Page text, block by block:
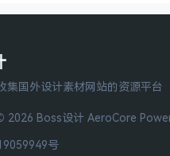
集国外设计素材网站的资源平台
2026 Boss设计 AeroCore
号